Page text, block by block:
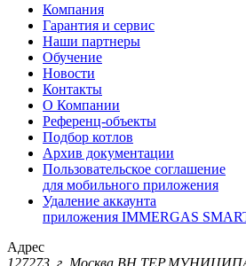
Компания
Гарантия и сервис
Наши партнеры
Обучение
Новости
Контакты
О Компании
Референц-объекты
Подбор котлов
Архив документации
Пользовательское соглашение
для мобильного приложения
Удаление аккаунта
приложения IMMERGAS
Адрес
127273, г. Москва